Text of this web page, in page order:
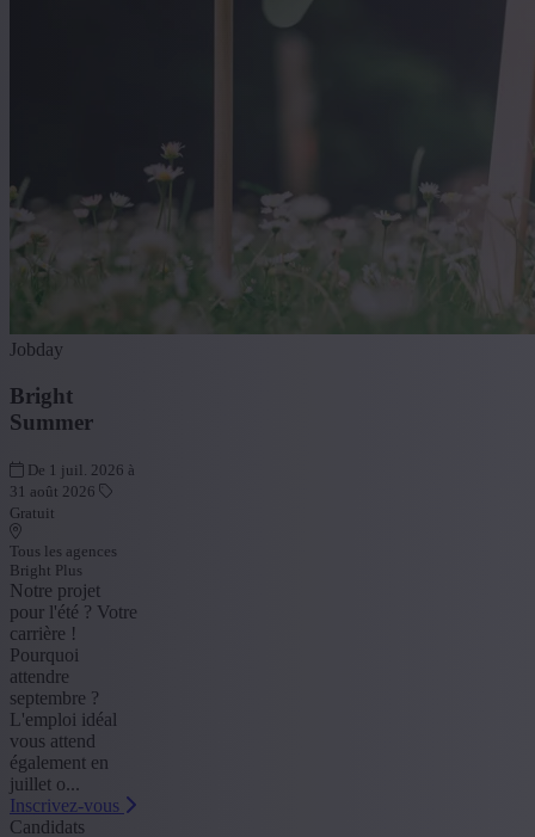
Jobday
Bright
Summer
De 1 juil. 2026 à
31 août 2026
Gratuit
Tous les agences
Bright Plus
Notre projet
pour l'été ? Votre
carrière !
Pourquoi
attendre
septembre ?
L'emploi idéal
vous attend
également en
juillet o...
Inscrivez-vous
Candidats